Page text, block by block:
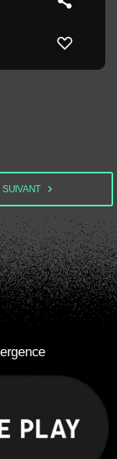
SUIVANT navigate_next